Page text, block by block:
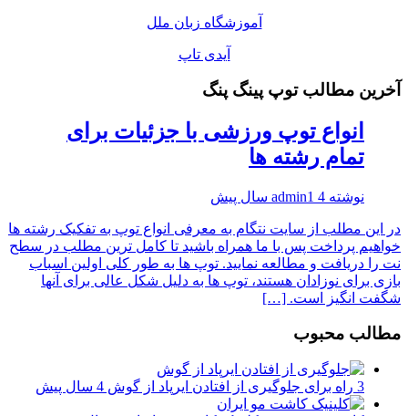
آموزشگاه زبان ملل
آیدی تاپ
آخرین مطالب توپ پینگ پنگ
انواع توپ ورزشی با جزئیات برای
تمام رشته ها
نوشته admin1 4 سال پیش
در این مطلب از سایت نتگام به معرفی انواع توپ به تفکیک رشته ها
خواهیم پرداخت پس با ما همراه باشید تا کامل ترین مطلب در سطح
نت را دریافت و مطالعه نمایید. توپ ها به طور کلی اولین اسباب
بازی برای نوزادان هستند، توپ ها به دلیل شکل عالی برای آنها
شگفت انگیز است. […]
مطالب محبوب
3 راه برای جلوگیری از افتادن ایرپاد از گوش 4 سال پیش